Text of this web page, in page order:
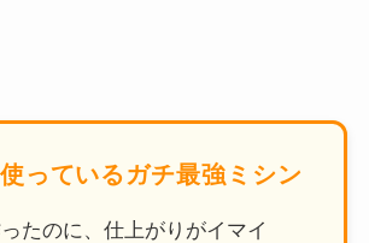
っているガチ最強ミシン
ったのに、仕上がりがイマイ